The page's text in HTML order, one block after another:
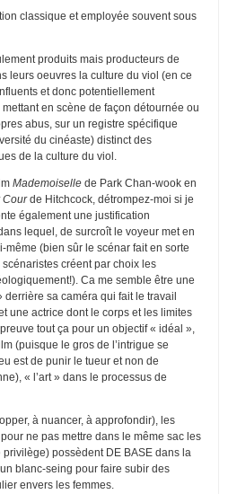
classique et employée souvent sous
produits mais producteurs de
leurs oeuvres la culture du viol (en ce
et donc potentiellement
en scène de façon détournée ou
abus, sur un registre spécifique
du cinéaste) distinct des
de la culture du viol.
Mademoiselle de Park Chan-wook en
Courde Hitchcock, détrompez-moi si je
également une justification
lequel, de surcroît le voyeur met en
(bien sûr le scénar fait en sorte
scénaristes créent par choix les
Ca me semble être une
sa caméra qui fait le travail
une actrice dont le corps et les limites
tout ça pour un objectif « idéal »,
(puisque le gros de l’intrigue se
est de punir le tueur et non de
« l’art » dans le processus de
à nuancer, à approfondir), les
ne pas mettre dans le même sac les
privilège) possèdent DE BASE dans la
blanc-seing pour faire subir des
envers les femmes.